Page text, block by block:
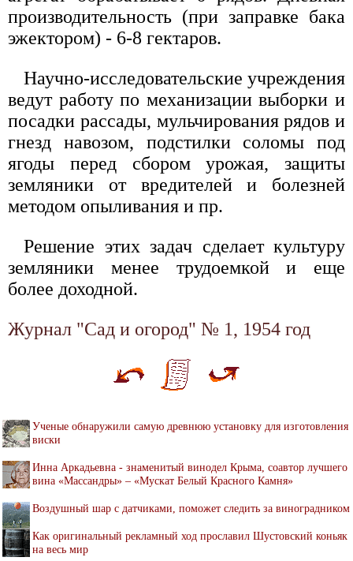
производительность (при заправке бака
эжектором) - 6-8 гектаров.
Научно-исследовательские учреждения
ведут работу по механизации выборки и
посадки рассады, мульчирования рядов и
гнезд навозом, подстилки соломы под
ягоды перед сбором урожая, защиты
земляники от вредителей и болезней
методом опыливания и пр.
Решение этих задач сделает культуру
земляники менее трудоемкой и еще
более доходной.
Журнал "Сад и огород" № 1, 1954 год
Ученые обнаружили самую древнюю установку для изготовления
виски
Инна Аркадьевна - знаменитый винодел Крыма, соавтор лучшего
вина «Массандры» – «Мускат Белый Красного Камня»
Воздушный шар с датчиками, поможет следить за виноградником
Как оригинальный рекламный ход прославил Шустовский коньяк
на весь мир